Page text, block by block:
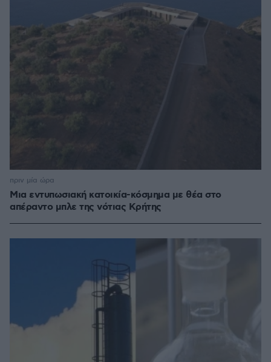
Μια εντυπωσιακή κατοικία-κόσμημα με θέα στο
απέραντο μπλε της νότιας Κρήτης
πριν μία ώρα